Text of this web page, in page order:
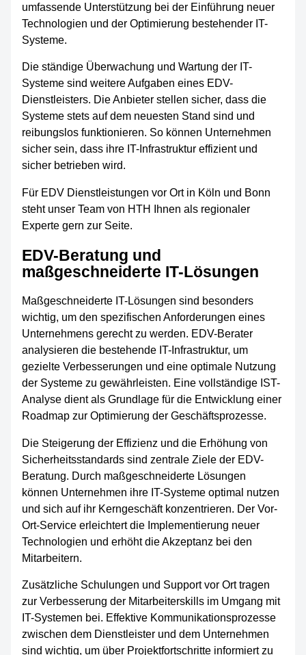
umfassende Unterstützung bei der Einführung neuer
Technologien und der Optimierung bestehender IT-
Systeme.
Die ständige Überwachung und Wartung der IT-
Systeme sind weitere Aufgaben eines EDV-
Dienstleisters. Die Anbieter stellen sicher, dass die
Systeme stets auf dem neuesten Stand sind und
reibungslos funktionieren. So können Unternehmen
sicher sein, dass ihre IT-Infrastruktur effizient und
sicher betrieben wird.
Für EDV Dienstleistungen vor Ort in Köln und Bonn
steht unser Team von HTH Ihnen als regionaler
Experte gern zur Seite.
EDV-Beratung und
maßgeschneiderte IT-Lösungen
Maßgeschneiderte IT-Lösungen sind besonders
wichtig, um den spezifischen Anforderungen eines
Unternehmens gerecht zu werden. EDV-Berater
analysieren die bestehende IT-Infrastruktur, um
gezielte Verbesserungen und eine optimale Nutzung
der Systeme zu gewährleisten. Eine vollständige IST-
Analyse dient als Grundlage für die Entwicklung einer
Roadmap zur Optimierung der Geschäftsprozesse.
Die Steigerung der Effizienz und die Erhöhung von
Sicherheitsstandards sind zentrale Ziele der EDV-
Beratung. Durch maßgeschneiderte Lösungen
können Unternehmen ihre IT-Systeme optimal nutzen
und sich auf ihr Kerngeschäft konzentrieren. Der Vor-
Ort-Service erleichtert die Implementierung neuer
Technologien und erhöht die Akzeptanz bei den
Mitarbeitern.
Zusätzliche Schulungen und Support vor Ort tragen
zur Verbesserung der Mitarbeiterskills im Umgang mit
IT-Systemen bei. Effektive Kommunikationsprozesse
zwischen dem Dienstleister und dem Unternehmen
sind wichtig, um über Projektfortschritte informiert zu